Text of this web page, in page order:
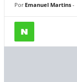
Por Emanuel Martins-